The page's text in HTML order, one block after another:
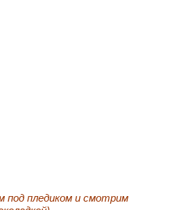
под пледиком и смотрим